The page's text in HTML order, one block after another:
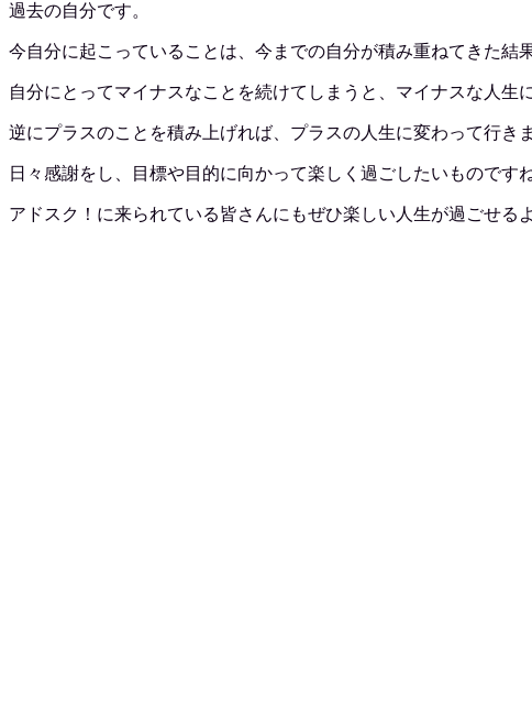
過去の自分です。
今自分に起こっていることは、今までの自分が積み重ねてきた結
自分にとってマイナスなことを続けてしまうと、マイナスな人生
逆にプラスのことを積み上げれば、プラスの人生に変わって行きま
日々感謝をし、目標や目的に向かって楽しく過ごしたいものですね
アドスク！に来られている皆さんにもぜひ楽しい人生が過ごせる